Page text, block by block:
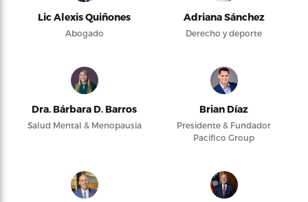
Lic Alexis Quiñones
Abogado
Adriana Sánchez
Derecho y deporte
Dra. Bárbara D. Barros
Salud Mental & Menopausia
Brian Díaz
Presidente & Fundador
Pacifico Group